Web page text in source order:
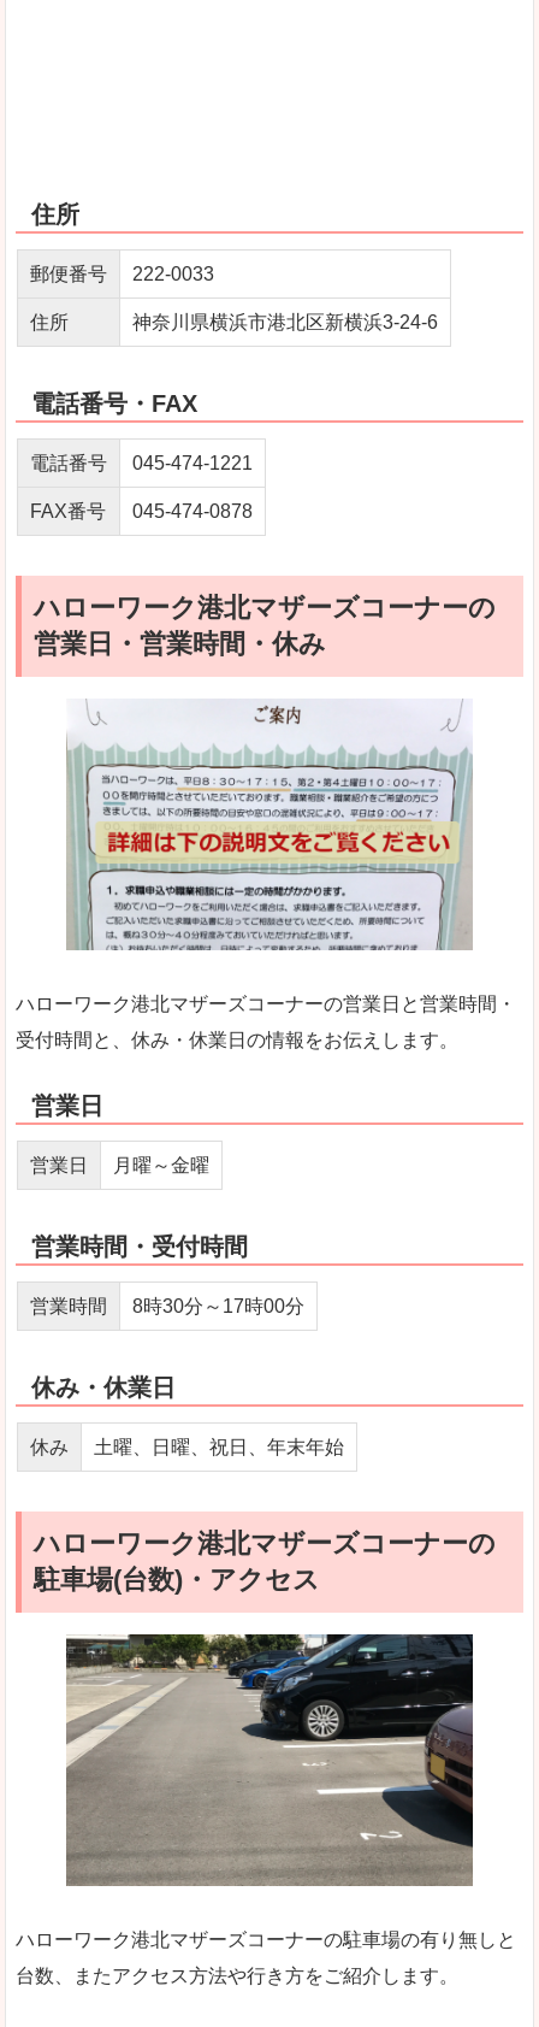
住所
郵便番号 222-0033
住所 神奈川県横浜市港北区新横浜3-24-6
電話番号・FAX
電話番号 045-474-1221
FAX番号 045-474-0878
ハローワーク港北マザーズコーナーの
営業日・営業時間・休み
ハローワーク港北マザーズコーナーの営業日と営業時間・
受付時間と、休み・休業日の情報をお伝えします。
営業日
営業日 月曜～金曜
営業時間・受付時間
営業時間 8時30分～17時00分
休み・休業日
休み 土曜、日曜、祝日、年末年始
ハローワーク港北マザーズコーナーの
駐車場(台数)・アクセス
ハローワーク港北マザーズコーナーの駐車場の有り無しと
台数、またアクセス方法や行き方をご紹介します。